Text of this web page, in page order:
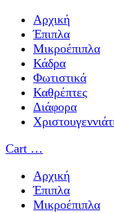
Αρχική
Έπιπλα
Μικροέπιπλα
Κάδρα
Φωτιστικά
Καθρέπτες
Διάφορα
Cart …
Αρχική
Έπιπλα
Μικροέπιπλα